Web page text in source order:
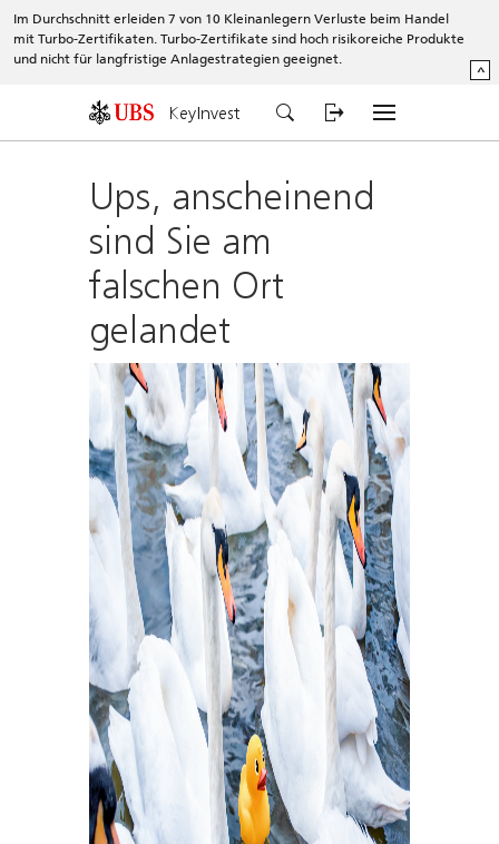
Im Durchschnitt erleiden 7 von 10 Kleinanlegern Verluste beim Handel
mit Turbo-Zertifikaten. Turbo-Zertifikate sind hoch risikoreiche Produkte
und nicht für langfristige Anlagestrategien geeignet.
^
KeyInvest
Ups, anscheinend
sind Sie am
falschen Ort
gelandet